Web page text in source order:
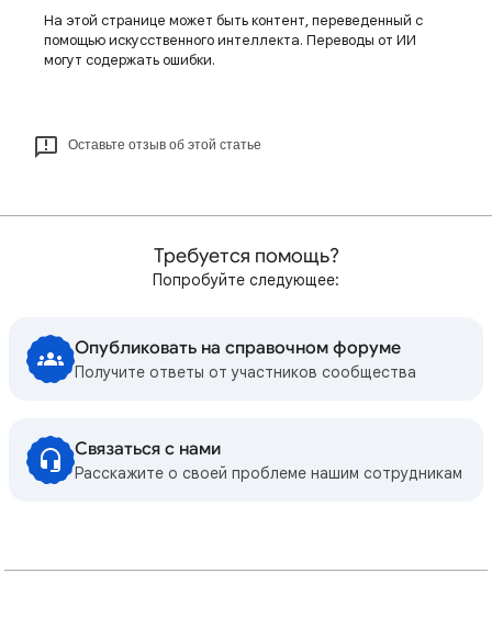
На этой странице может быть контент, переведенный с
помощью искусственного интеллекта. Переводы от ИИ
могут содержать ошибки.
Оставьте отзыв об этой статье
Требуется помощь?
Попробуйте следующее:
Опубликовать на справочном форуме
Получите ответы от участников сообщества
Связаться с нами
Расскажите о своей проблеме нашим сотрудникам